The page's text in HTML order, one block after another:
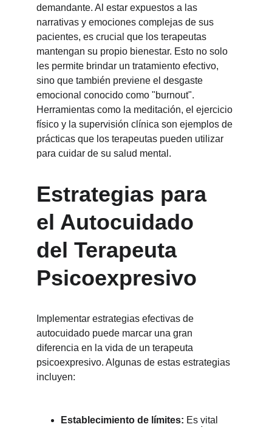
demandante. Al estar expuestos a las
narrativas y emociones complejas de sus
pacientes, es crucial que los terapeutas
mantengan su propio bienestar. Esto no solo
les permite brindar un tratamiento efectivo,
sino que también previene el desgaste
emocional conocido como "burnout".
Herramientas como la meditación, el ejercicio
físico y la supervisión clínica son ejemplos de
prácticas que los terapeutas pueden utilizar
para cuidar de su salud mental.
Estrategias para
el Autocuidado
del Terapeuta
Psicoexpresivo
Implementar estrategias efectivas de
autocuidado puede marcar una gran
diferencia en la vida de un terapeuta
psicoexpresivo. Algunas de estas estrategias
incluyen:
Establecimiento de límites: Es vital